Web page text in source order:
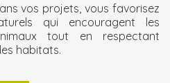
vos projets, vous favorisez
qui encouragent les
tout en respectant
habitats.